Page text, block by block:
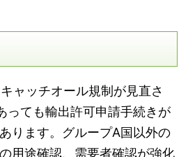
ャッチオール規制が見直さ
っても輸出許可申請手続きが
ります。グループA国以外の
用途確認、需要者確認が強化